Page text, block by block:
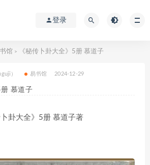
登录
馆 > 《秘传卜卦大全》5册 慕道子
） 易书馆 2024-12-29
册 慕道子
卦大全》5册 慕道子著